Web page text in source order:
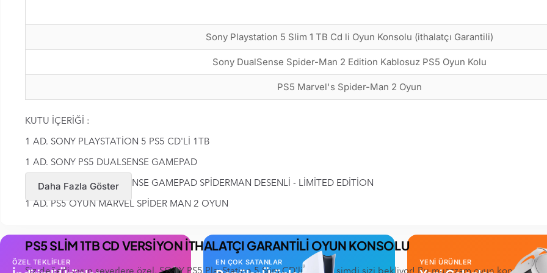
Sony Playstation 5 Slim 1 TB Cd li Oyun Konsolu (ithalatçı Garantili)
Sony DualSense Spider-Man 2 Edition Kablosuz PS5 Oyun Kolu
PS5 Marvel's Spider-Man 2 Oyun
KUTU İÇERİĞİ :
1 AD. SONY PLAYSTATİON 5 PS5 CD'Lİ 1TB
1 AD. SONY PS5 DUALSENSE GAMEPAD
1 AD. SONY PS5 DUALSENSE GAMEPAD SPİDERMAN DESENLİ - LİMİTED EDİTİON
1 AD. PS5 OYUN MARVEL SPİDER MAN 2 OYUN
PS5 SLİM 1TB CD VERSİYON İTHALATÇI GARANTİLİ OYUN KONSOLU
Daha Fazla Göster
ÖZEL TEKLİFLER EN ÇOK SATANLAR YENİ ÜRÜNLER